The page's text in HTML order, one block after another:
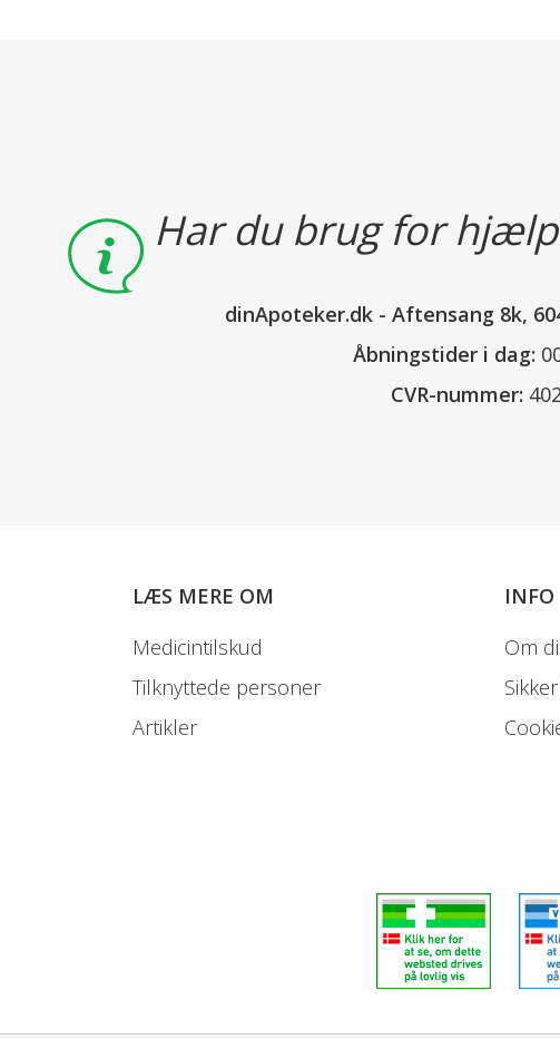
Indeholder
%RI* af
derover.
Opbevaring
Produktet
Har du brug for
dinApoteker.dk- Aftensang 8k,
Åbningstider i dag:
CVR-nummer:
LÆS MERE OM
Medicintilskud
Tilknyttede personer
Artikler
INFO
Om